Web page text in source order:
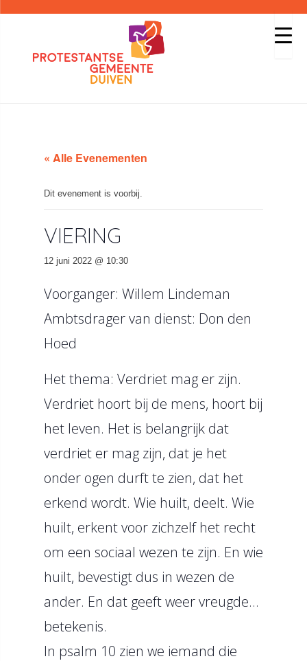
« Alle Evenementen
Dit evenement is voorbij.
VIERING
12 juni 2022 @ 10:30
Voorganger: Willem Lindeman
Ambtsdrager van dienst: Don den
Hoed
Het thema: Verdriet mag er zijn.
Verdriet hoort bij de mens, hoort bij
het leven. Het is belangrijk dat
verdriet er mag zijn, dat je het
onder ogen durft te zien, dat het
erkend wordt. Wie huilt, deelt. Wie
huilt, erkent voor zichzelf het recht
om een sociaal wezen te zijn. En wie
huilt, bevestigt dus in wezen de
ander. En dat geeft weer vreugde…
betekenis.
In psalm 10 zien we iemand die